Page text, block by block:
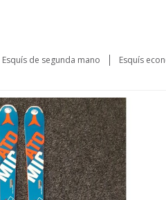
Esquís de segunda mano Esquís